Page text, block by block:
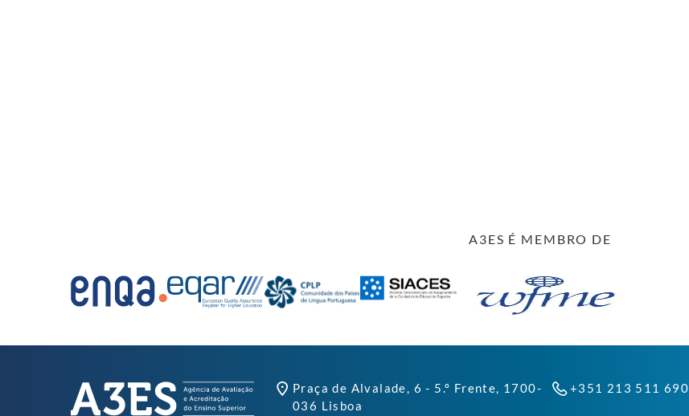
A3ES É MEMBRO DE
Praça de Alvalade, 6 - 5.º Frente, 1700-
036 Lisboa
+351 213 511 690